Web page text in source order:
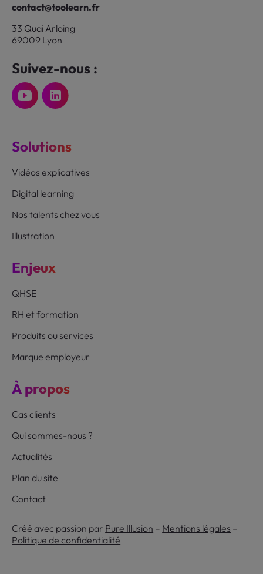
contact@toolearn.fr
33 Quai Arloing
69009 Lyon
Suivez-nous :
Solutions
Vidéos explicatives
Digital learning
Nos talents chez vous
Illustration
Enjeux
QHSE
RH et formation
Produits ou services
Marque employeur
À propos
Cas clients
Qui sommes-nous ?
Actualités
Plan du site
Contact
Créé avec passion par Pure Illusion – Mentions légales –
Politique de confidentialité